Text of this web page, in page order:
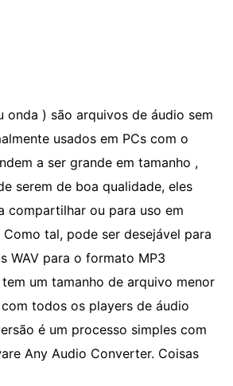
onda ) são arquivos de áudio sem
usados ​​em PCs com o
a ser grande em tamanho ,
serem de boa qualidade, eles
compartilhar ou para uso em
tal, pode ser desejável para
WAV para o formato MP3
um tamanho de arquivo menor
todos os players de áudio
é um processo simples com
Any Audio Converter. Coisas